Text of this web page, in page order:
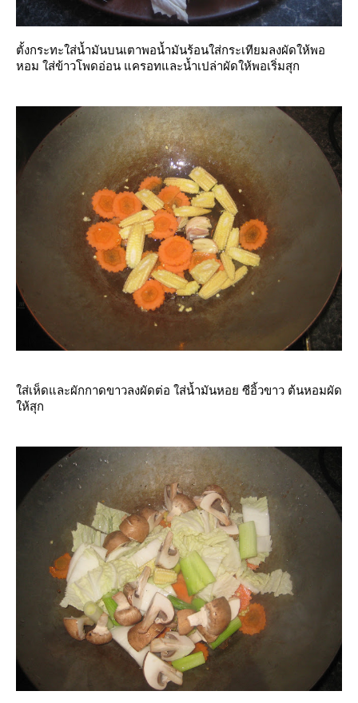
ตั้งกระทะใส่น้ำมันบนเตาพอน้ำมันร้อนใส่กระเทียมลงผัดให้พอ
หอม ใส่ข้าวโพดอ่อน แครอทและน้ำเปล่าผัดให้พอเริ่มสุก
ส่เห็ดและผักกาดขาวลงผัดต่อ ใส่น้ำมันหอย ซีอิ้วขาว ต้นหอมผัด
ห้สุก